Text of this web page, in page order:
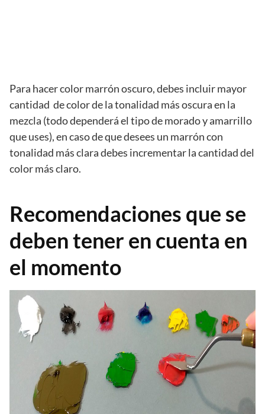
Para hacer color marrón oscuro, debes incluir mayor
cantidad de color de la tonalidad más oscura en la
mezcla (todo dependerá el tipo de morado y amarrillo
que uses), en caso de que desees un marrón con
tonalidad más clara debes incrementar la cantidad del
color más claro.
Recomendaciones que se
deben tener en cuenta en
el momento